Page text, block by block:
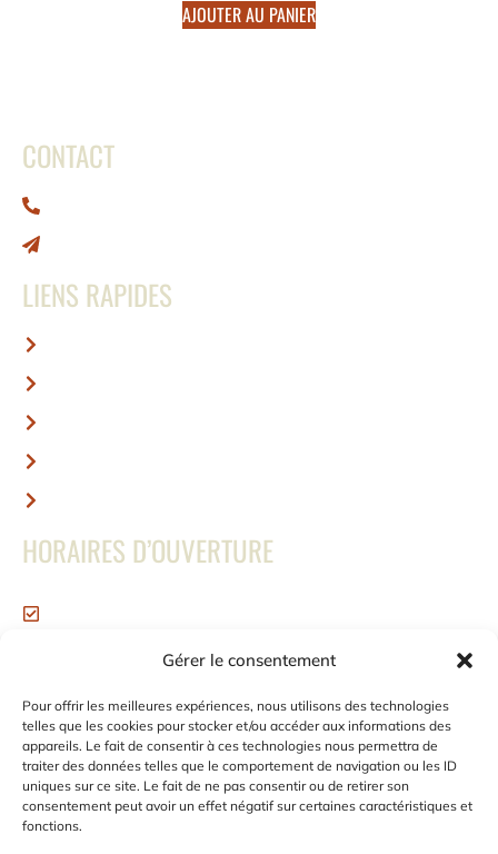
Gérer le consentement
Pour offrir les meilleures expériences, nous utilisons des technologies
telles que les cookies pour stocker et/ou accéder aux informations des
appareils. Le fait de consentir à ces technologies nous permettra de
traiter des données telles que le comportement de navigation ou les ID
uniques sur ce site. Le fait de ne pas consentir ou de retirer son
consentement peut avoir un effet négatif sur certaines caractéristiques et
fonctions.
AJOUTER AU PANIER
CONTACT
LIENS RAPIDES
HORAIRES D’OUVERTURE
Samedi et Dimanche : Fermé
NOUS SUIVRE